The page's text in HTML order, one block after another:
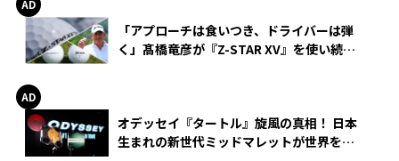
「アプローチは食いつき、ドライバーは弾
く」髙橋竜彦が『Z-STAR XV』を使い続け
オデッセイ『タートル』旋風の真相！ 日本
生まれの新世代ミッドマレットが世界を席